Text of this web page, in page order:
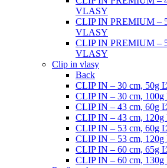
VLASY
CLIP IN PREMIUM –
VLASY
CLIP IN PREMIUM –
VLASY
Clip in vlasy
Back
CLIP IN – 30 cm, 50g
CLIP IN – 30 cm, 100g
CLIP IN – 43 cm, 60g
CLIP IN – 43 cm, 120g
CLIP IN – 53 cm, 60g
CLIP IN – 53 cm, 120g
CLIP IN – 60 cm, 65g
CLIP IN – 60 cm, 130g